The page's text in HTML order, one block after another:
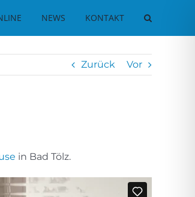
NEWS KONTAKT
Zurück Vor
in Bad Tölz.